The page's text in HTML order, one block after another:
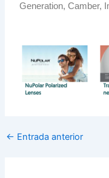
Generation, Camber,
← Entrada anterior